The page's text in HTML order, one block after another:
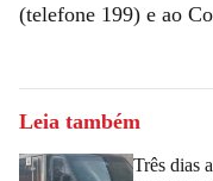
(telefone 199) e ao
Leia também
Três dias